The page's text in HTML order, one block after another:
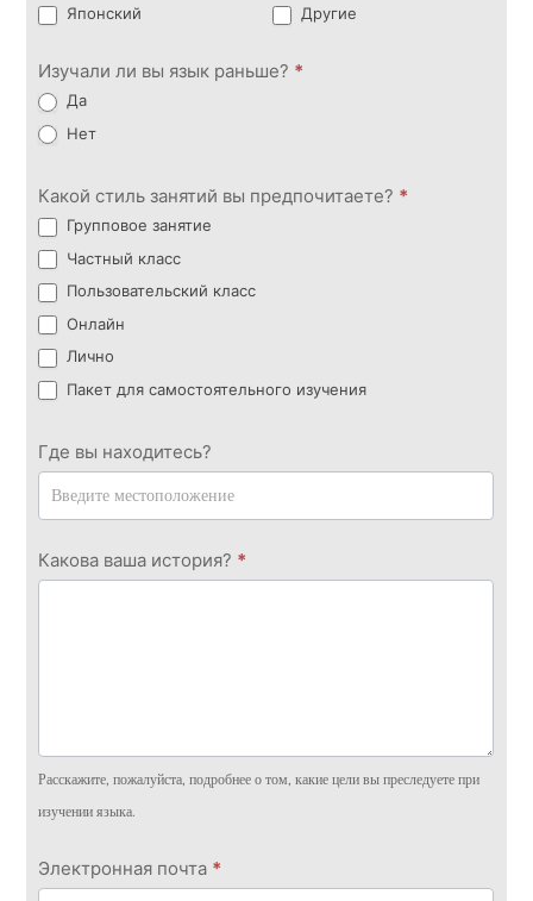
Японский
Другие
Изучали ли вы язык раньше? *
Да
Нет
Какой стиль занятий вы предпочитаете? *
Групповое занятие
Частный класс
Пользовательский класс
Онлайн
Лично
Пакет для самостоятельного изучения
Где вы находитесь?
Какова ваша история? *
Расскажите, пожалуйста, подробнее о том, какие цели вы преследуете при
изучении языка.
Электронная почта *